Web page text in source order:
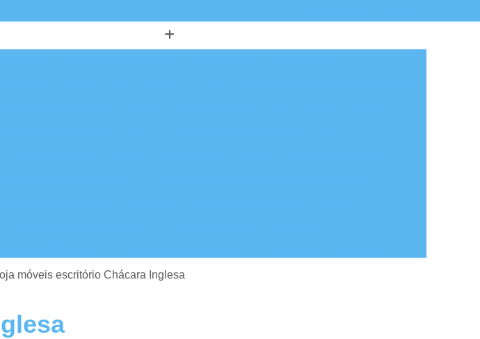
Atendimento
Balcão para Atendimento de Loja
Cadeira Escritório Giratória
loja móveis escritório Chácara Inglesa